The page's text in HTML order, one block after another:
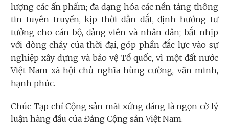
lượng các ấn phấm; đa dạng hóa các nền tảng thông
tin tuyên truyền, kịp thời dẫn dắt, định hướng tư
tưởng cho cán bộ, đảng viên và nhân dân; bắt nhịp
với dòng chảy của thời đại, góp phần đắc lực vào sự
nghiệp xây dựng và bảo vệ Tổ quốc, vì một đất nước
Việt Nam xã hội chủ nghĩa hùng cường, văn minh,
hạnh phúc.
Chúc Tạp chí Cộng sản mãi xứng đáng là ngọn cờ lý
luận hàng đầu của Đảng Cộng sản Việt Nam.